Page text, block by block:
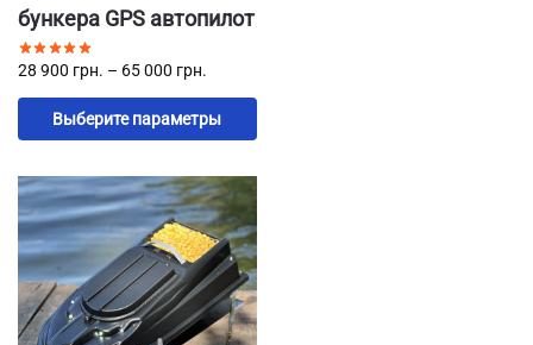
бункера GPS автопилот
28 900 грн. – 65 000 грн.
Выберите параметры